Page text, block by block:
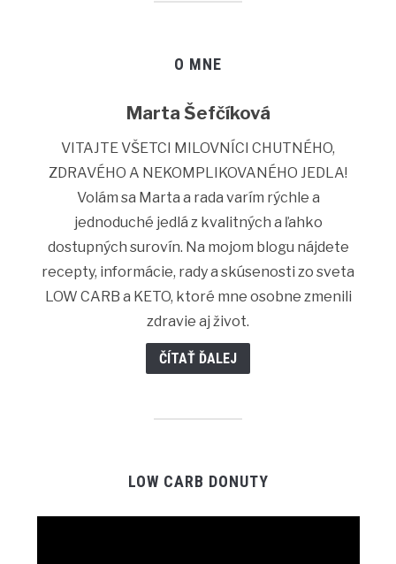
O MNE
Marta Šefčíková
VITAJTE VŠETCI MILOVNÍCI CHUTNÉHO,
ZDRAVÉHO A NEKOMPLIKOVANÉHO JEDLA!
Volám sa Marta a rada varím rýchle a
jednoduché jedlá z kvalitných a ľahko
dostupných surovín. Na mojom blogu nájdete
recepty, informácie, rady a skúsenosti zo sveta
LOW CARB a KETO, ktoré mne osobne zmenili
zdravie aj život.
ČÍTAŤ ĎALEJ
LOW CARB DONUTY